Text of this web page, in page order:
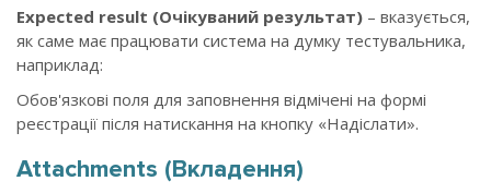
Expected result (Очікуваний результат) – вказується,
як саме має працювати система на думку тестувальника,
наприклад:
Обов'язкові поля для заповнення відмічені на формі
реєстрації після натискання на кнопку «Надіслати».
Attachments (Вкладення)